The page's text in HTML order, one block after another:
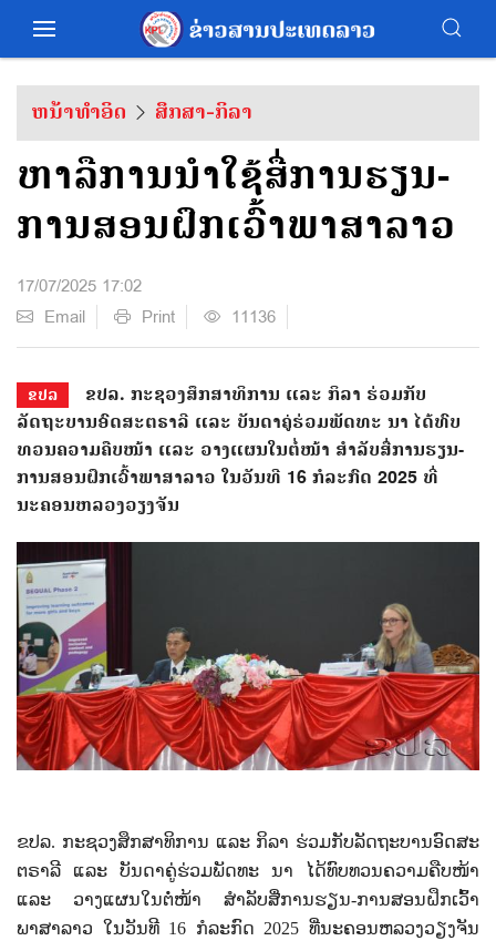
ຫນ້າທຳອິດ ສຶກສາ-ກິລາ
ຫາລືການນຳໃຊ້ສື່ການຮຽນ-
ການສອນຝຶກເວົ້າພາສາລາວ
17/07/2025 17:02
Email
Print 11136
ຂປລ
ຂປລ. ກະຊວງສຶກສາທິການ ແລະ ກິລາ ຮ່ວມກັບ
ລັດຖະບານອົດສະຕຣາລີ ແລະ ບັນດາຄູ່ຮ່ວມພັດທະ ນາ ໄດ້ທົບ
ທວນຄວາມຄືບໜ້າ ແລະ ວາງແຜນໃນຕໍ່ໜ້າ ສຳລັບສື່ການຮຽນ-
ການສອນຝຶກເວົ້າພາສາລາວ ໃນວັນທີ 16 ກໍລະກົດ 2025 ທີ່
ນະຄອນຫລວງວຽງຈັນ
ຂປລ. ກະຊວງສຶກສາທິການ ແລະ ກິລາ ຮ່ວມກັບລັດຖະບານອົດສະ
ຕຣາລີ ແລະ ບັນດາຄູ່ຮ່ວມພັດທະ ນາ ໄດ້ທົບທວນຄວາມຄືບໜ້າ
ແລະ ວາງແຜນໃນຕໍ່ໜ້າ ສຳລັບສື່ການຮຽນ-ການສອນຝຶກເວົ້າ
ພາສາລາວ ໃນວັນທີ 16 ກໍລະກົດ 2025 ທີ່ນະຄອນຫລວງວຽງຈັນ